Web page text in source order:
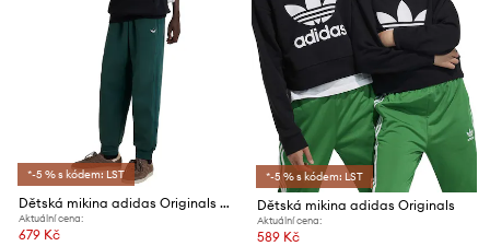
*-5 % s kódem: LST
Dětská mikina adidas Originals HOODIE
Aktuální cena:
679 Kč
*-5 % s kódem: LST
Dětská mikina adidas Originals
Aktuální cena:
589 Kč